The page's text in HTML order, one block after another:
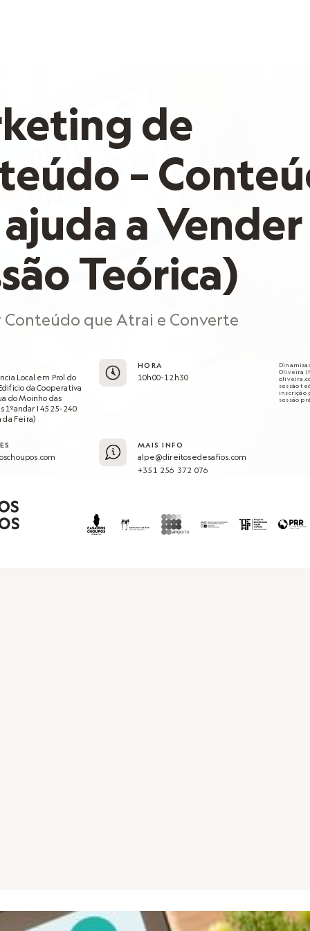
de
–
a Vender
Teórica)
Conteúdo que Atrai e Converte
Local em Prol do
da Cooperativa
do Moinho das
1ºandar | 4525-240
da Feira)
HORA
10h00-12h30
MAIS INFO
alpe@direitosedesafios.com
+351 256 372 076
Oliveira
sessão
inscrição
sessão